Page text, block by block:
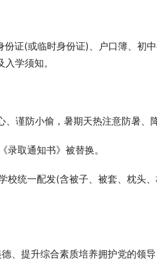
证(或临时身份证)、户口簿、初
学须知。
谨防小偷，暑期天热注意防暑、降
取通知书》被替换。
校统一配发(含被子、被套、枕头
、提升综合素质培养拥护党的领